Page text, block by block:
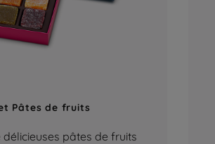
Pâtes de fruits
pâtes de fruits